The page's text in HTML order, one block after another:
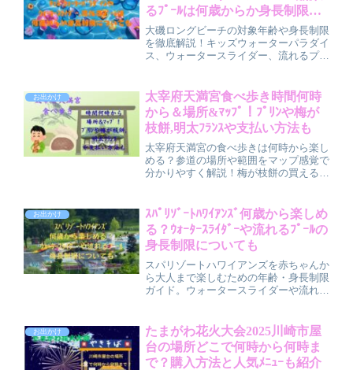
るﾌﾟｰﾙは何歳からか身長制限に
ついても
大磯ロングビーチの対象年齢や身長制限
を徹底解説！キッズウォーターパラダイ
ス、ウォータースライダー、流れるプー
ました。家族にピッタリのプールがきっ
と見つかるから、安心して出かけましょ
う。
お出かけ
太宰府天満宮食べ歩き時間何時
から＆場所&ﾏｯﾌﾟ！ﾌﾟﾘﾝや梅が
枝餅,明太ﾌﾗﾝｽや支払い方法も
太宰府天満宮の食べ歩きは何時から楽し
める？参道の場所や範囲をマップ感覚で
分かりやすく解説！梅が枝餅の買える場
ュレスなど支払い方法の注意点や、混雑
回避のコツ、雨の日の回り方までまとめ
ました。初めてでも迷わず楽しめる内容
です。
お出かけ
ｽﾊﾟﾘｿﾞｰﾄﾊﾜｲｱﾝｽﾞ何歳から楽しめ
る？ｳｫｰﾀｰｽﾗｲﾀﾞｰや流れるﾌﾟｰﾙの
身長制限についても
スパリゾートハワイアンズを赤ちゃんか
ら大人まで楽しむための年齢・身長制限
ガイド。ウォータースライダーや流れる
介。家族で安心して一日遊べるポイント
をまとめました。
お出かけ
たまがわ花火大会2025川崎市屋
台の場所どこで何時から何時ま
で？購入方法と人気ﾒﾆｭｰも紹介